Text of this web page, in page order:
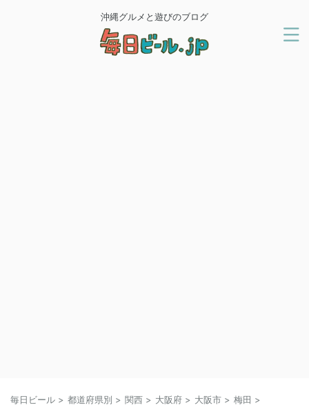
沖縄グルメと遊びのブログ
毎日ビール > 都道府県別 > 関西 > 大阪府 > 大阪市 > 梅田 >